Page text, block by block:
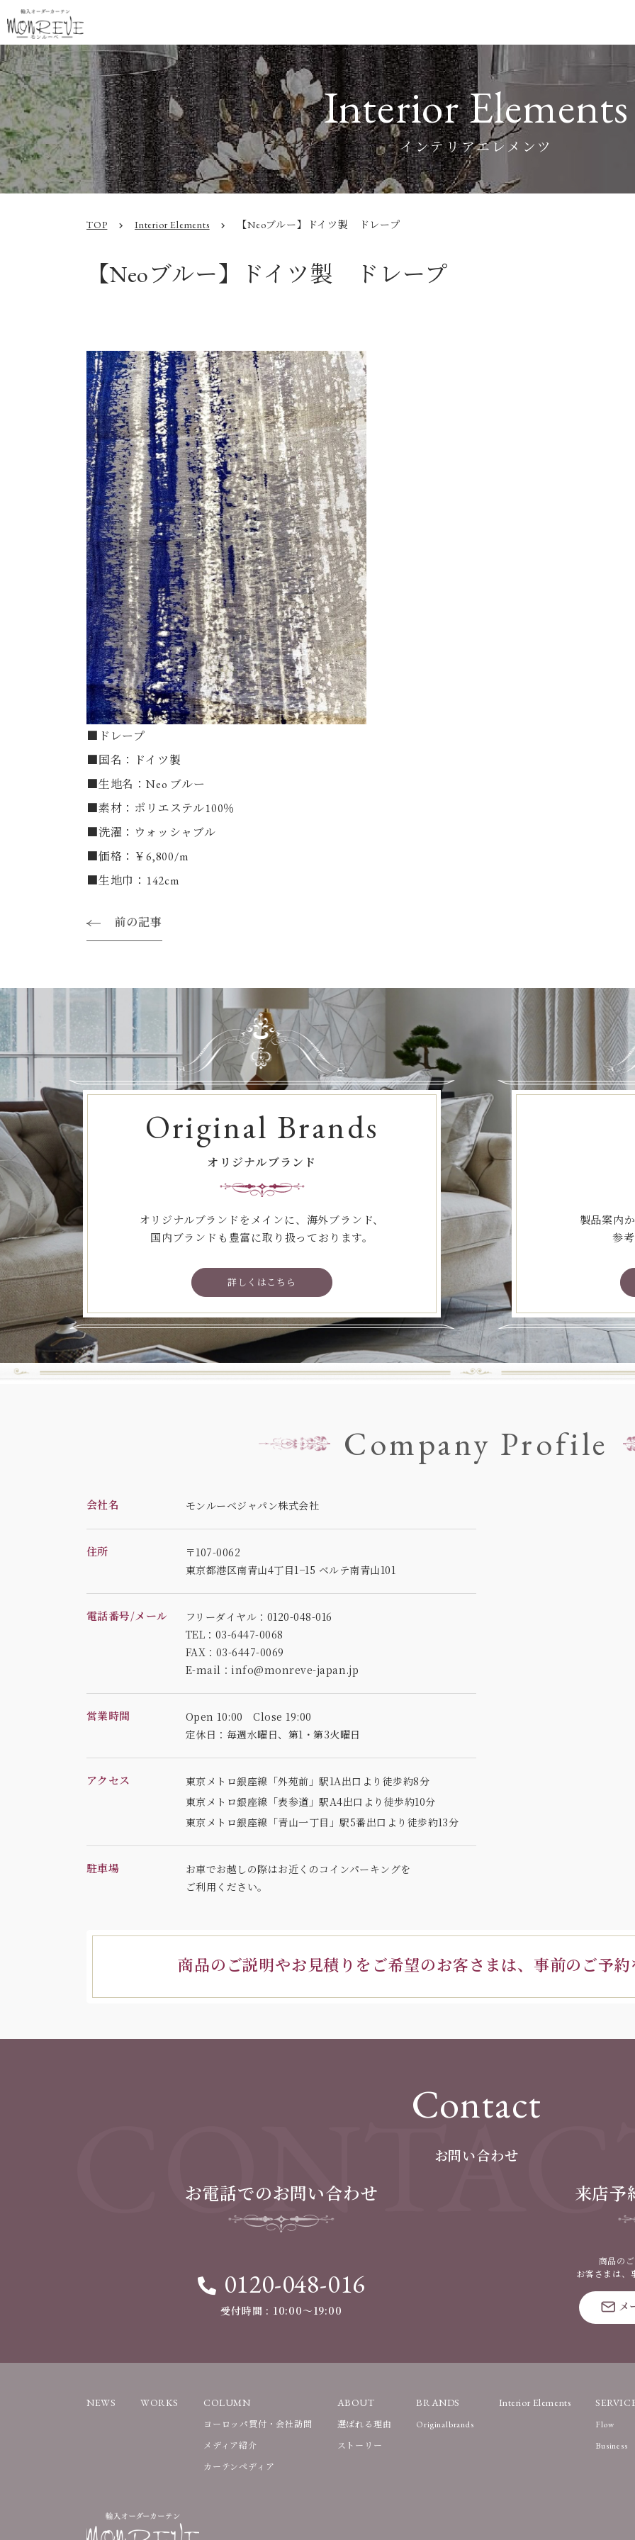
Interior Elements
インテリアエレメンツ
TOP chevron_right Interior Elements chevron_right 【Neoブルー】ドイツ製 ドレープ
【Neoブルー】ドイツ製 ドレープ
■ドレープ
■国名：ドイツ製
■生地名：Neo ブルー
■素材：ポリエステル100％
■洗濯：ウォッシャブル
■価格：￥6,800/m
■生地巾：142cm
前の記事
Original Brands
オリジナルブランド
オリジナルブランドをメインに、海外ブランド、
国内ブランドも豊富に取り扱っております。
詳しくはこちら
製品案内
参
Company Profile
会社名 モンルーベジャパン株式会社
住所
〒107-0062
東京都港区南青山4丁目1−15 ベルテ南青山101
電話番号/メール
フリーダイヤル：0120-048-016
TEL：03-6447-0068
FAX：03-6447-0069
E-mail：info@monreve-japan.jp
営業時間
Open 10:00 Close 19:00
定休日：毎週水曜日、 第1・第3火曜日
アクセス
東京メトロ銀座線「外苑前」駅1A出口より徒歩約8分
東京メトロ銀座線「表参道」駅A4出口より徒歩約10分
東京メトロ銀座線「青山一丁目」駅5番出口より徒歩約13分
駐車場
お車でお越しの際はお近くのコインパーキングを
ご利用ください。
商品のご説明やお見積りを ご希望のお客さまは、 事前のご予
Contact
お問い合わせ
お電話でのお問い合わせ
0120-048-016
受付時間 : 10:00〜19:00
来店予
商品の
お客さまは、
メ
NEWS WORKS COLUMN
ヨーロッパ買付・会社訪問
メディア紹介
カーテンペディア
ABOUT
選ばれる理由
ストーリー
BRANDS
Originalbrands
Interior Elements
Flow
Business